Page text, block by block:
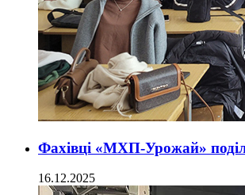
Фахівці «МХП-Урожай»
16.12.2025